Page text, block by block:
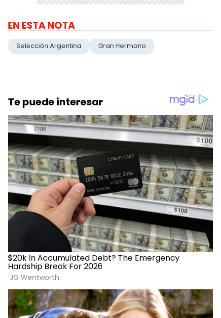
EN ESTA NOTA
Selección Argentina Gran Hermano